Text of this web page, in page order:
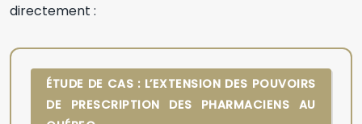
directement :
ÉTUDE DE CAS : L’EXTENSION DES POUVOIRS
DE PRESCRIPTION DES PHARMACIENS AU